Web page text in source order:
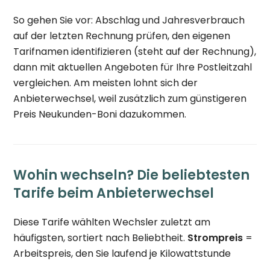
So gehen Sie vor: Abschlag und Jahresverbrauch
auf der letzten Rechnung prüfen, den eigenen
Tarifnamen identifizieren (steht auf der Rechnung),
dann mit aktuellen Angeboten für Ihre Postleitzahl
vergleichen. Am meisten lohnt sich der
Anbieterwechsel, weil zusätzlich zum günstigeren
Preis Neukunden-Boni dazukommen.
Wohin wechseln? Die beliebtesten
Tarife beim Anbieterwechsel
Diese Tarife wählten Wechsler zuletzt am
häufigsten, sortiert nach Beliebtheit. Strompreis =
Arbeitspreis, den Sie laufend je Kilowattstunde